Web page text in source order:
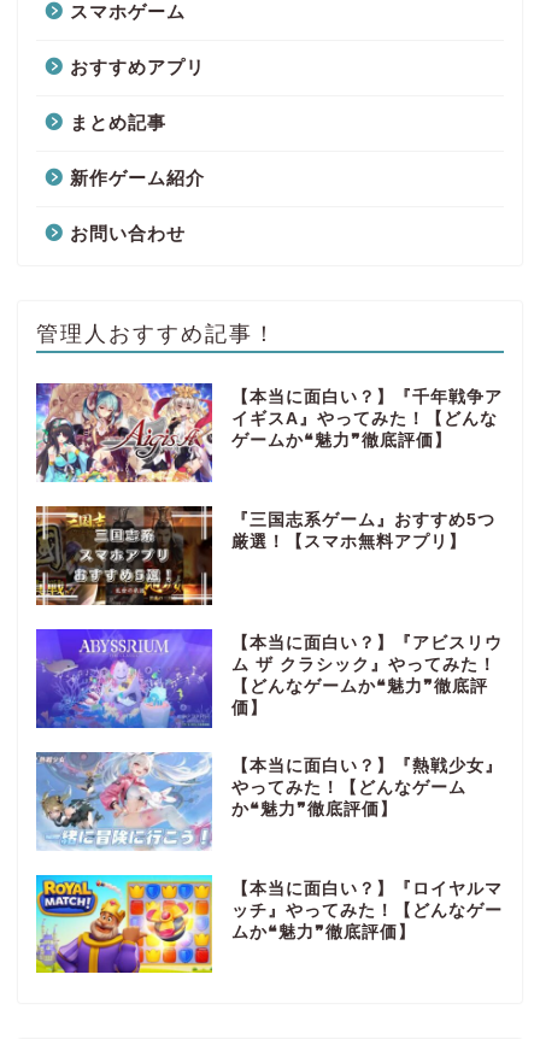
スマホゲーム
おすすめアプリ
まとめ記事
新作ゲーム紹介
お問い合わせ
管理人おすすめ記事！
【本当に面白い？】『千年戦争ア
イギスA』やってみた！【どんな
ゲームか❝魅力❞徹底評価】
『三国志系ゲーム』おすすめ5つ
厳選！【スマホ無料アプリ】
【本当に面白い？】『アビスリウ
ム ザ クラシック』やってみた！
【どんなゲームか❝魅力❞徹底評
価】
【本当に面白い？】『熱戦少女』
やってみた！【どんなゲーム
か❝魅力❞徹底評価】
【本当に面白い？】『ロイヤルマ
ッチ』やってみた！【どんなゲー
ムか❝魅力❞徹底評価】